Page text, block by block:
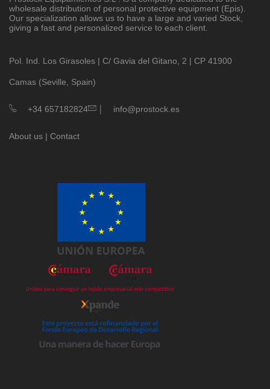
wholesale distribution of personal protective equipment (Epis).
Our specialization allows us to have a large and varied Stock,
giving a fast and personalized service to each client.
Pol. Ind. Los Girasoles | C/ Gavia del Gitano, 2 | CP 41900
Camas (Seville, Spain)
+34 657182824 | info@prostock.es
About us | Contact